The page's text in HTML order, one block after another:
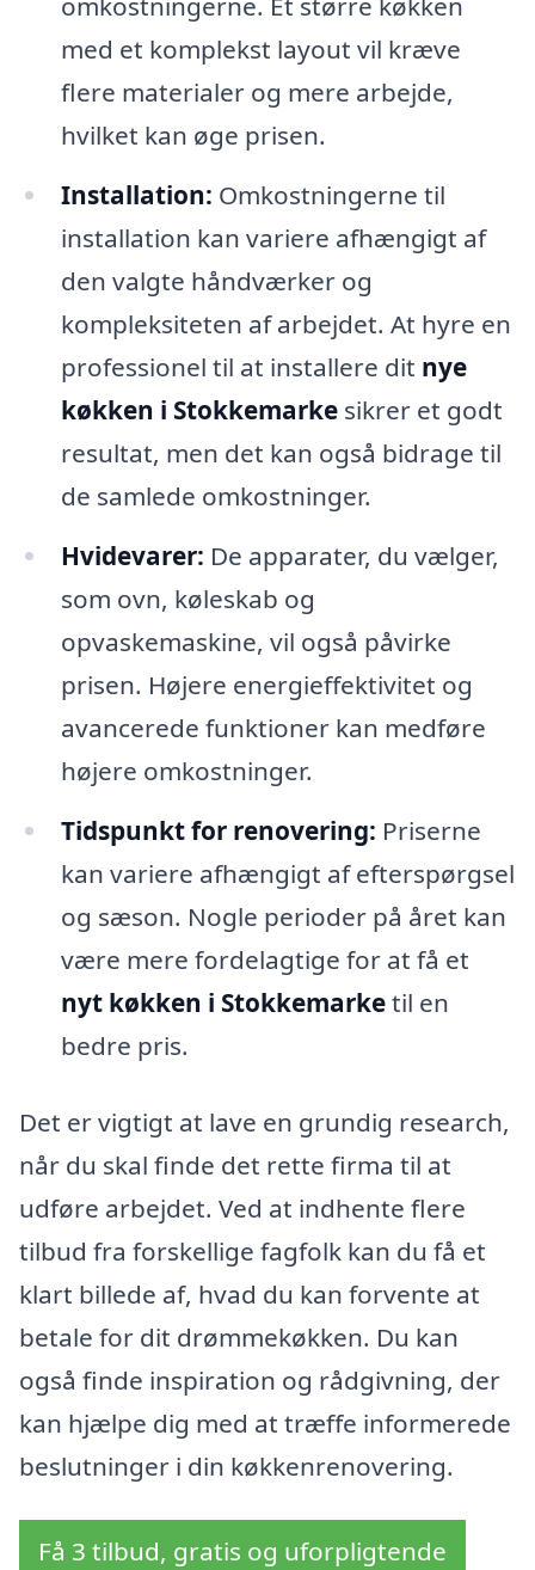
med et komplekst layout vil kræve
flere materialer og mere arbejde,
hvilket kan øge prisen.
Installation: Omkostningerne til
installation kan variere afhængigt af
den valgte håndværker og
kompleksiteten af arbejdet. At hyre en
professionel til at installere dit nye
køkken i Stokkemarkesikrer et godt
resultat, men det kan også bidrage til
de samlede omkostninger.
Hvidevarer: De apparater, du vælger,
som ovn, køleskab og
opvaskemaskine, vil også påvirke
prisen. Højere energieffektivitet og
avancerede funktioner kan medføre
højere omkostninger.
Tidspunkt for renovering: Priserne
kan variere afhængigt af efterspørgsel
og sæson. Nogle perioder på året kan
være mere fordelagtige for at få et
nyt køkken i Stokkemarketil en
bedre pris.
Det er vigtigt at lave en grundig research,
når du skal finde det rette firma til at
udføre arbejdet. Ved at indhente flere
tilbud fra forskellige fagfolk kan du få et
klart billede af, hvad du kan forvente at
betale for dit drømmekøkken. Du kan
også finde inspiration og rådgivning, der
kan hjælpe dig med at træffe informerede
beslutninger i din køkkenrenovering.
Få 3 tilbud, gratis og uforpligtende